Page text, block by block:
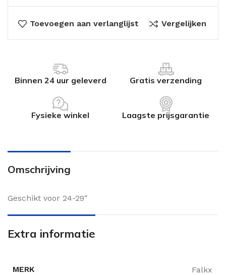
Toevoegen aan verlanglijst Vergelijken
Binnen 24 uur geleverd Gratis verzending
Fysieke winkel Laagste prijsgarantie
Omschrijving
Geschikt voor 24-29″
Extra informatie
MERK Falkx